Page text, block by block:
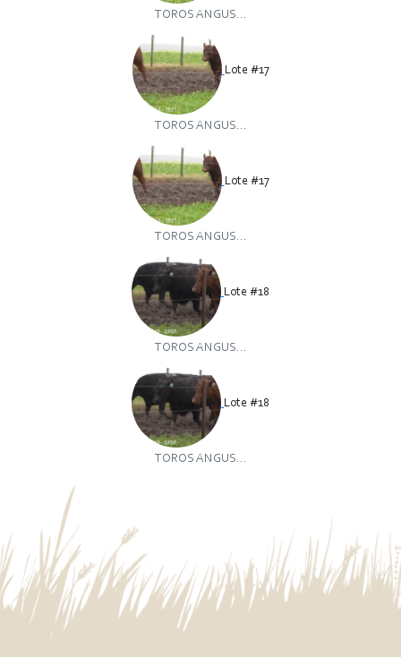
TOROS ANGUS...
Lote #17
TOROS ANGUS...
Lote #17
TOROS ANGUS...
Lote #18
TOROS ANGUS...
Lote #18
TOROS ANGUS...